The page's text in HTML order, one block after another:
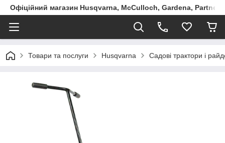
Офіційний магазин Husqvarna, McCulloch, Gardena, Partner
Товари та послуги Husqvarna Садові трактори і